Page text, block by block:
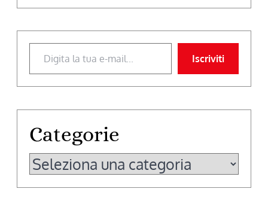
Digita la tua e-mail...
Iscriviti
Categorie
Categorie